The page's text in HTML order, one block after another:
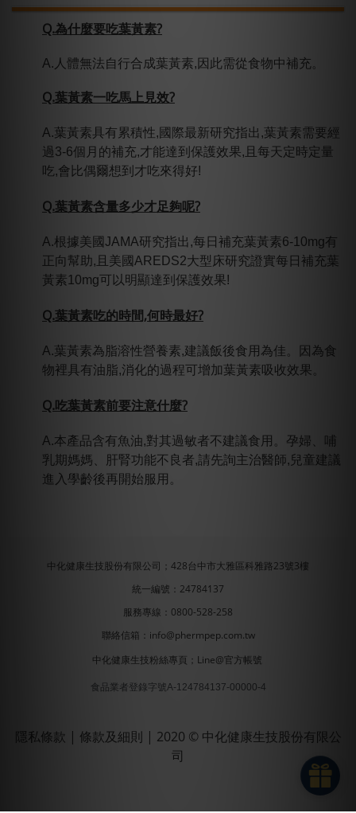
Q.為什麼要吃葉黃素?
A.人體無法自行合成葉黃素,因此需從食物中補充。
Q.葉黃素一吃馬上見效?
A.葉黃素具有累積性,國際最新研究指出,葉黃素需要經
過3-6個月的補充,才能達到保護效果,且每天定時定量
吃,會比偶爾想到才吃來得好!
Q.葉黃素含量多少才足夠呢?
A.根據美國JAMA研究指出,每日補充葉黃素6-10mg有
正向幫助,且美國AREDS2大型床研究證實每日補充葉
黃素10mg可以明顯達到保護效果!
Q.葉黃素吃的時間,何時最好?
A.葉黃素為脂溶性營養素,建議飯後食用為佳。因為食
物裡具有油脂,消化的過程可增加葉黃素吸收效果。
Q.吃葉黃素前要注意什麼?
A.本產品含有魚油,對其過敏者不建議食用。孕婦、哺
乳期媽媽、肝腎功能不良者,請先詢主治醫師,兒童建議
進入學齡後再開始服用。
中化健康生技股份有限公司；428台中市大雅區科雅路23號3樓
統一編號：24784137
服務專線：0800-528-258
聯絡信箱：info@phermpep.com.tw
中化健康生技粉絲專頁 ； Line@官方帳號
食品業者登錄字號A-124784137-00000-4
隱私條款 | 條款及細則 | 2020 © 中化健康生技股份有限公
司